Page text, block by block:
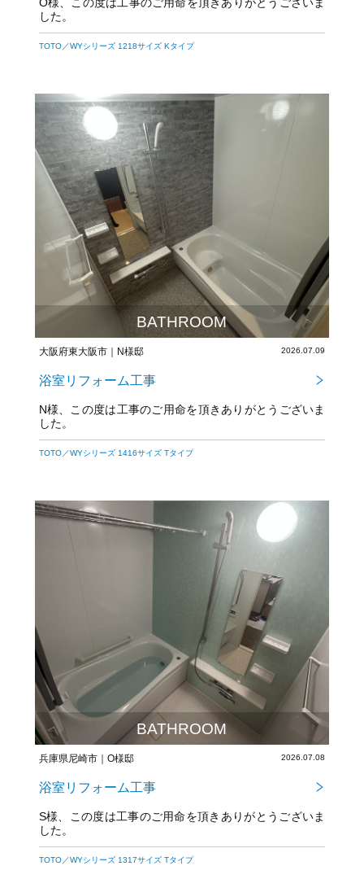
した。
梁も無くなりスッキリとした浴室に仕上がりました。
TOTO／WYシリーズ 1218サイズ Kタイプ
BATHROOM
大阪府東大阪市｜N様邸 2026.07.09
浴室リフォーム工事
N様、この度は工事のご用命を頂きありがとうございま
した。
今後とも宜しくお願いいたします。
TOTO／WYシリーズ 1416サイズ Tタイプ
BATHROOM
兵庫県尼崎市｜O様邸 2026.07.08
浴室リフォーム工事
S様、この度は工事のご用命を頂きありがとうございま
した。
TOTO／WYシリーズ 1317サイズ Tタイプ